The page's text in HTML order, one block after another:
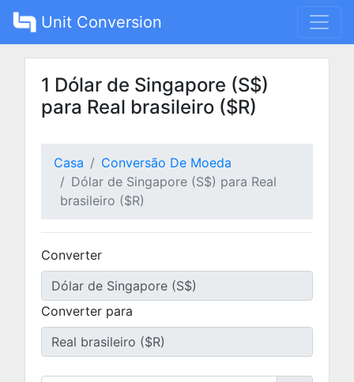
Unit Conversion
1 Dólar de Singapore (S$)
para Real brasileiro ($R)
Casa
Conversão De Moeda
Dólar de Singapore (S$) para Real
brasileiro ($R)
Converter
Converter para